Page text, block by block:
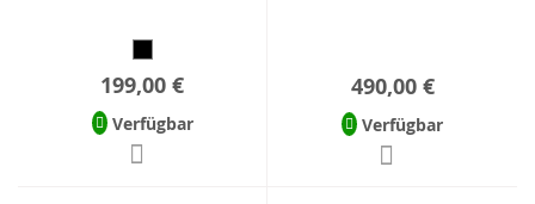
199,00 €
Verfügbar
490,00 €
Verfügbar